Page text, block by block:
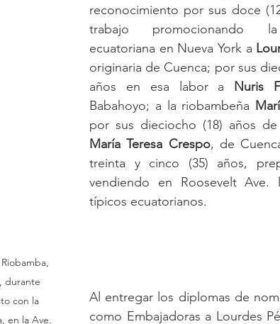
durante
con la
en la Ave.
reconocimiento por sus doce
trabajo promocionando
ecuatoriana en Nueva York a
originaria de Cuenca; por sus
años en esa labor a Nuris
Babahoyo; a la riobambeña
María Teresa Crespo, de
treinta y cinco (35) años,
vendiendo en Roosevelt Ave.
típicos ecuatorianos.
Al entregar los diplomas de
como Embajadoras a Lourdes